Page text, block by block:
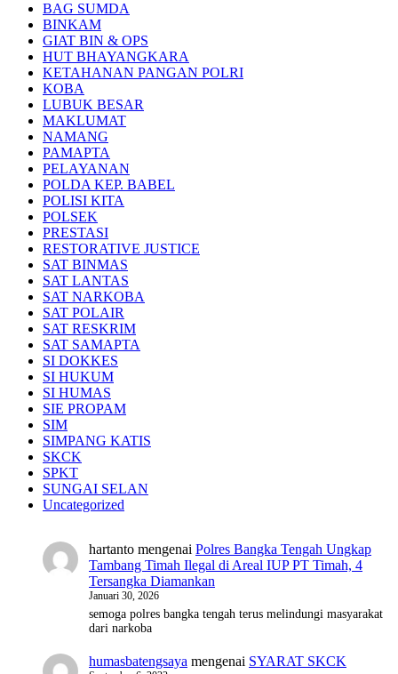
BAG SUMDA
BINKAM
GIAT BIN & OPS
HUT BHAYANGKARA
KETAHANAN PANGAN POLRI
KOBA
LUBUK BESAR
MAKLUMAT
NAMANG
PAMAPTA
PELAYANAN
POLDA KEP. BABEL
POLISI KITA
POLSEK
PRESTASI
RESTORATIVE JUSTICE
SAT BINMAS
SAT LANTAS
SAT NARKOBA
SAT POLAIR
SAT RESKRIM
SAT SAMAPTA
SI DOKKES
SI HUKUM
SI HUMAS
SIE PROPAM
SIM
SIMPANG KATIS
SKCK
SPKT
SUNGAI SELAN
Uncategorized
hartanto mengenai Polres Bangka Tengah Ungkap
Tambang Timah Ilegal di Areal IUP PT Timah, 4
Tersangka Diamankan
Januari 30, 2026
semoga polres bangka tengah terus melindungi masyarakat
dari narkoba
humasbatengsaya mengenai SYARAT SKCK